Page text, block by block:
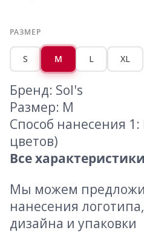
РАЗМЕР
S M L XL
Бренд: Sol's
Размер: M
Способ нанесения
цветов)
Все
Мы можем
нанесения
дизайна и упаковки